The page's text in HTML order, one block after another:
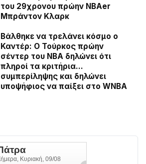
του 29χρονου πρώην NBAer
Μπράντον Κλαρκ
Βάλθηκε να τρελάνει κόσμο ο
Καντέρ: Ο Τούρκος πρώην
σέντερ του NBA δηλώνει ότι
πληροί τα κριτήρια…
συμπερίληψης και δηλώνει
υποψήφιος να παίξει στο WNBA